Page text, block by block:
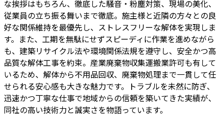
な挨拶はもちろん、徹底した騒音・粉塵対策、現場の美化、
従業員の立ち振る舞いまで徹底。施主様と近隣の方々との良
好な関係維持を最優先し、ストレスフリーな解体を実現しま
す。また、工期を無駄にせずスピーディに作業を進めながら
も、建築リサイクル法や環境関係法規を遵守し、安全かつ高
品質な解体工事を約束。産業廃棄物収集運搬業許可も有して
いるため、解体から不用品回収、廃棄物処理まで一貫して任
せられる安心感も大きな魅力です。トラブルを未然に防ぎ、
迅速かつ丁寧な仕事で地域からの信頼を築いてきた実績が、
同社の高い技術力と誠実さを物語っています。